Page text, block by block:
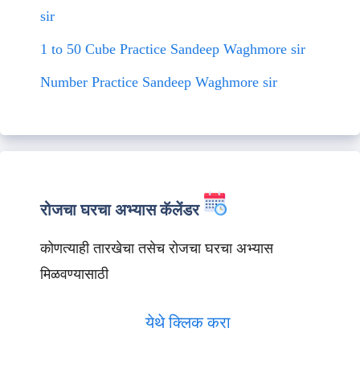
sir
1 to 50 Cube Practice Sandeep Waghmore sir
Number Practice Sandeep Waghmore sir
रोजचा घरचा अभ्यास कॅलेंडर
कोणत्याही तारखेचा तसेच रोजचा घरचा अभ्यास
मिळवण्यासाठी
येथे क्लिक करा